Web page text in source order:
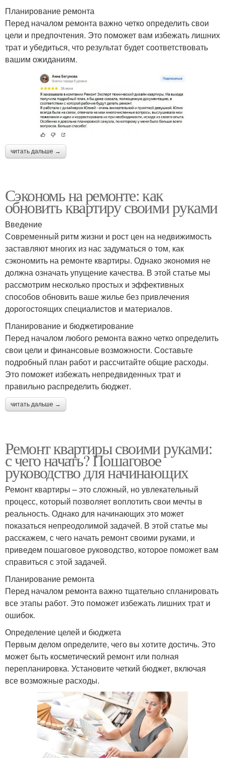
Планирование ремонта
Перед началом ремонта важно четко определить свои
цели и предпочтения. Это поможет вам избежать лишних
трат и убедиться, что результат будет соответствовать
вашим ожиданиям.
читать дальше →
Сэкономь на ремонте: как
обновить квартиру своими руками
Введение
Современный ритм жизни и рост цен на недвижимость
заставляют многих из нас задуматься о том, как
сэкономить на ремонте квартиры. Однако экономия не
должна означать упущение качества. В этой статье мы
рассмотрим несколько простых и эффективных
способов обновить ваше жилье без привлечения
дорогостоящих специалистов и материалов.
Планирование и бюджетирование
Перед началом любого ремонта важно четко определить
свои цели и финансовые возможности. Составьте
подробный план работ и рассчитайте общие расходы.
Это поможет избежать непредвиденных трат и
правильно распределить бюджет.
читать дальше →
Ремонт квартиры своими руками:
с чего начать? Пошаговое
руководство для начинающих
Ремонт квартиры – это сложный, но увлекательный
процесс, который позволяет воплотить свои мечты в
реальность. Однако для начинающих это может
показаться непреодолимой задачей. В этой статье мы
расскажем, с чего начать ремонт своими руками, и
приведем пошаговое руководство, которое поможет вам
справиться с этой задачей.
Планирование ремонта
Перед началом ремонта важно тщательно спланировать
все этапы работ. Это поможет избежать лишних трат и
ошибок.
Определение целей и бюджета
Первым делом определите, чего вы хотите достичь. Это
может быть косметический ремонт или полная
перепланировка. Установите четкий бюджет, включая
все возможные расходы.